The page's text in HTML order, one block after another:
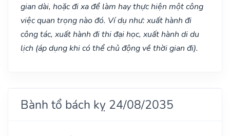
gian dài, hoặc đi xa để làm hay thực hiện một công
việc quan trọng nào đó. Ví dụ như: xuất hành đi
công tác, xuất hành đi thi đại học, xuất hành di du
lịch (áp dụng khi có thể chủ động về thời gian đi).
Bành tổ bách kỵ 24/08/2035